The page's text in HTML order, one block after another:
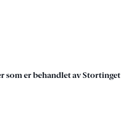
som er behandlet av Stortinget